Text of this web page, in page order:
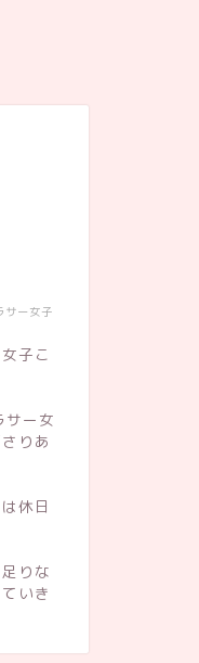
サー女子
子こ
ー女
りあ
休日
りな
いき